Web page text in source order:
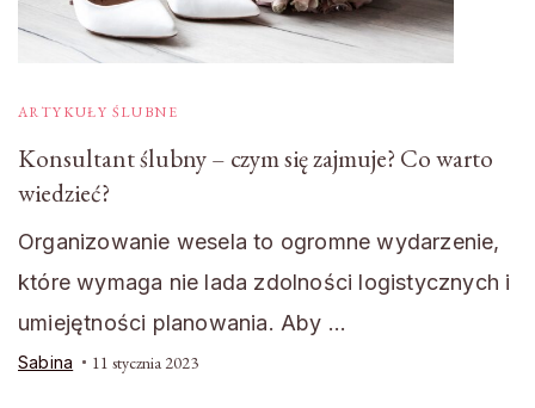
ARTYKUŁY ŚLUBNE
Konsultant ślubny – czym się zajmuje? Co warto
wiedzieć?
Organizowanie wesela to ogromne wydarzenie,
które wymaga nie lada zdolności logistycznych i
umiejętności planowania. Aby …
Sabina 11 stycznia 2023